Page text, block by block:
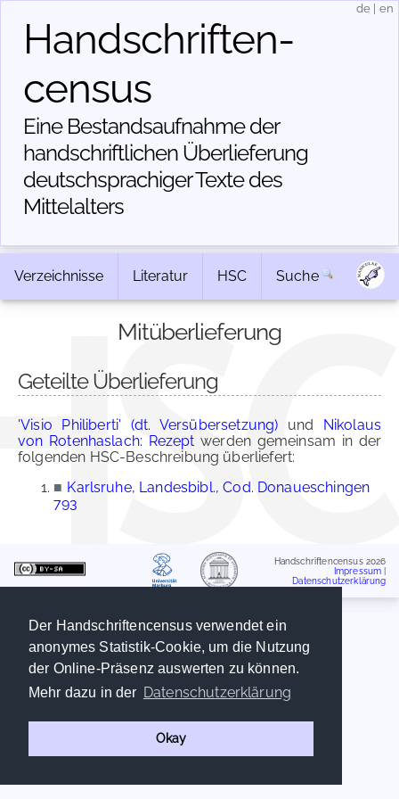
Der Handschriftencensus verwendet ein
anonymes Statistik-Cookie, um die Nutzung
der Online-Präsenz auswerten zu können.
Mehr dazu in der Datenschutzerklärung
Okay
Handschriften­
census
Eine Bestandsaufnahme der
handschriftlichen Über­lieferung
deutschsprachiger Texte des
Mittelalters
de en
Verzeichnisse Literatur HSC Suche
Mitüberlieferung
Geteilte Überlieferung
'Visio Philiberti' (dt. Versübersetzung) und Nikolaus
von Rotenhaslach: Rezept werden gemeinsam in der
folgenden HSC-Beschreibung überliefert:
■ Karlsruhe, Landesbibl., Cod. Donaueschingen
793
Handschriftencensus 2026
Impressum
Datenschutzerklärung